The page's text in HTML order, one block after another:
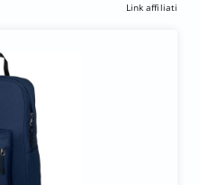
Link affiliati